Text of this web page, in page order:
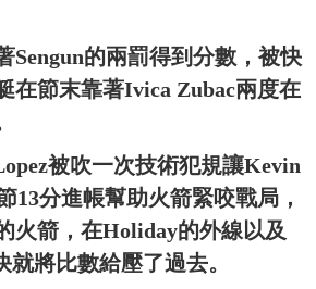
Sengun的兩罰得到分數，被快
在節末靠著Ivica Zubac兩度在
被吹一次技術犯規讓Kevin
分進帳幫助火箭緊咬戰局，
火箭，在Holiday的外線以及
將比數給壓了過去。